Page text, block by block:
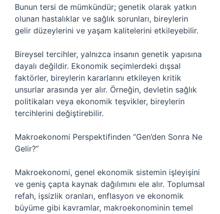
Bunun tersi de mümkündür; genetik olarak yatkın
olunan hastalıklar ve sağlık sorunları, bireylerin
gelir düzeylerini ve yaşam kalitelerini etkileyebilir.
Bireysel tercihler, yalnızca insanın genetik yapısına
dayalı değildir. Ekonomik seçimlerdeki dışsal
faktörler, bireylerin kararlarını etkileyen kritik
unsurlar arasında yer alır. Örneğin, devletin sağlık
politikaları veya ekonomik teşvikler, bireylerin
tercihlerini değiştirebilir.
Makroekonomi Perspektifinden “Gen’den Sonra Ne
Gelir?”
Makroekonomi, genel ekonomik sistemin işleyişini
ve geniş çapta kaynak dağılımını ele alır. Toplumsal
refah, işsizlik oranları, enflasyon ve ekonomik
büyüme gibi kavramlar, makroekonominin temel